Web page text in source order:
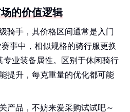
的价值逻辑
骑手，其价格区间通常是入门
事中，相似规格的骑行服更换
专业装备属性。区别于休闲骑行
提升，每克重量的优化都可能
产品，不妨来爱采购试试吧～